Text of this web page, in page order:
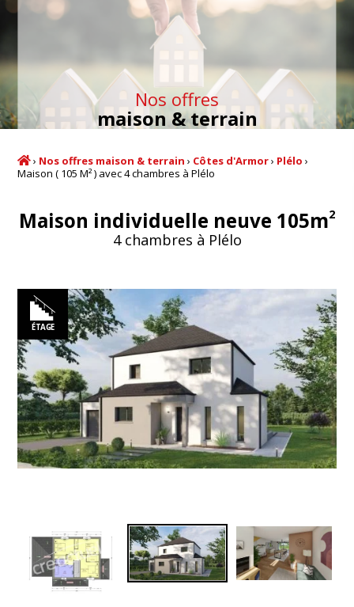
Nos offres
maison & terrain
› Nos offres maison & terrain › Côtes d'Armor› Plélo ›
Maison ( 105 M² ) avec 4 chambres à Plélo
Maison individuelle neuve 105m2
4 chambres à Plélo
ÉTAGE